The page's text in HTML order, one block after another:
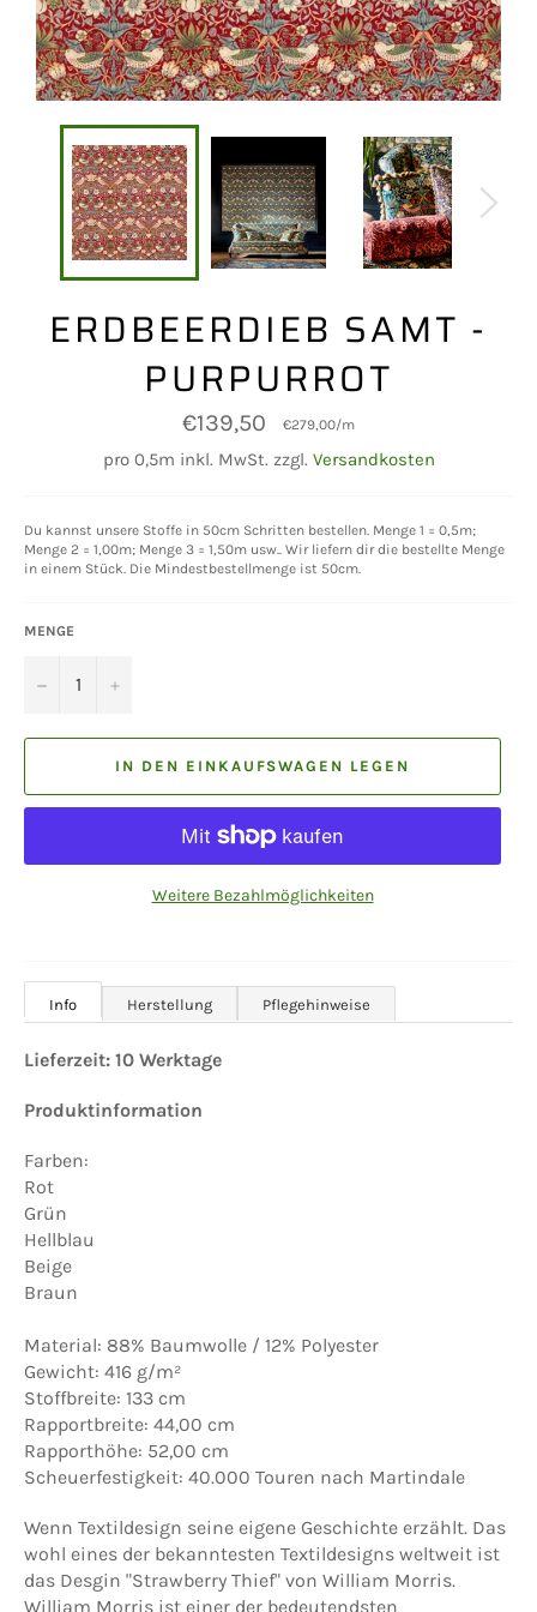
ERDBEERDIEB SAMT -
PURPURROT
Normaler
Preis
€139,50 €279,00/m
pro 0,5m inkl. MwSt. zzgl. Versandkosten
Du kannst unsere Stoffe in 50cm Schritten bestellen. Menge 1 = 0,5m;
Menge 2 = 1,00m; Menge 3 = 1,50m usw.. Wir liefern dir die bestellte Menge
in einem Stück. Die Mindestbestellmenge ist 50cm.
MENGE
− +
IN DEN EINKAUFSWAGEN LEGEN
Weitere Bezahlmöglichkeiten
Info Herstellung Pflegehinweise
Lieferzeit: 10 Werktage
Produktinformation
Farben:
Rot
Grün
Hellblau
Beige
Braun
Material: 88% Baumwolle / 12% Polyester
Gewicht: 416 g/m²
Stoffbreite: 133 cm
Rapportbreite: 44,00 cm
Rapporthöhe: 52,00 cm
Scheuerfestigkeit: 40.000 Touren nach Martindale
Wenn Textildesign seine eigene Geschichte erzählt. Das
wohl eines der bekanntesten Textildesigns weltweit ist
das Desgin "Strawberry Thief" von William Morris.
William Morris ist einer der bedeutendsten